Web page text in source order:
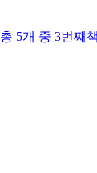
총 5개 중 3번째 책